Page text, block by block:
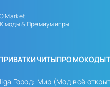
Market.
моды & Премиум игры.
ЧИТЫПРОМОКОДЫ
Город: Мир (Мод всё